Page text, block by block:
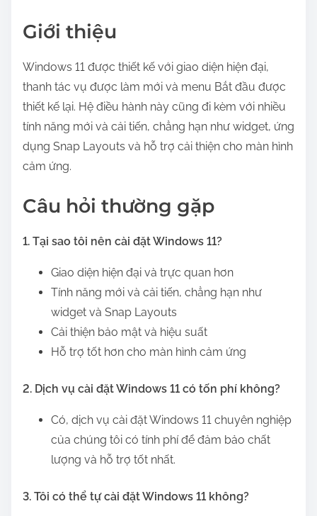
Giới thiệu
Windows 11 được thiết kế với giao diện hiện đại,
thanh tác vụ được làm mới và menu Bắt đầu được
thiết kế lại. Hệ điều hành này cũng đi kèm với nhiều
tính năng mới và cải tiến, chẳng hạn như widget, ứng
dụng Snap Layouts và hỗ trợ cải thiện cho màn hình
cảm ứng.
Câu hỏi thường gặp
1. Tại sao tôi nên cài đặt Windows 11?
Giao diện hiện đại và trực quan hơn
Tính năng mới và cải tiến, chẳng hạn như
widget và Snap Layouts
Cải thiện bảo mật và hiệu suất
Hỗ trợ tốt hơn cho màn hình cảm ứng
2. Dịch vụ cài đặt Windows 11 có tốn phí không?
Có, dịch vụ cài đặt Windows 11 chuyên nghiệp
của chúng tôi có tính phí để đảm bảo chất
lượng và hỗ trợ tốt nhất.
3. Tôi có thể tự cài đặt Windows 11 không?